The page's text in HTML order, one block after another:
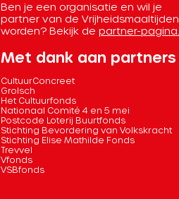
Ben je een organisatie en wil je
partner van de Vrijheidsmaaltijden
worden? Bekijk de partner-pagina.
Met dank aan partners
CultuurConcreet
Grolsch
Het Cultuurfonds
Nationaal Comité 4 en 5 mei
Postcode Loterij Buurtfonds
Stichting Bevordering van Volkskracht
Stichting Elise Mathilde Fonds
Trevvel
Vfonds
VSBfonds